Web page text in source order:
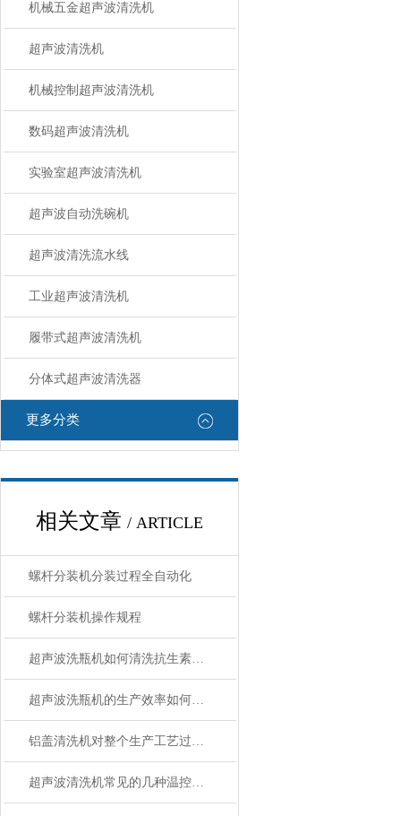
机械五金超声波清洗机
超声波清洗机
机械控制超声波清洗机
数码超声波清洗机
实验室超声波清洗机
超声波自动洗碗机
超声波清洗流水线
工业超声波清洗机
履带式超声波清洗机
分体式超声波清洗器
更多分类
相关文章 / ARTICLE
螺杆分装机分装过程全自动化
螺杆分装机操作规程
超声波洗瓶机如何清洗抗生素瓶流程
超声波洗瓶机的生产效率如何？如何提高生产效率和质量？
铝盖清洗机对整个生产工艺过程进行实时监控
超声波清洗机常见的几种温控方法您都了解吗？